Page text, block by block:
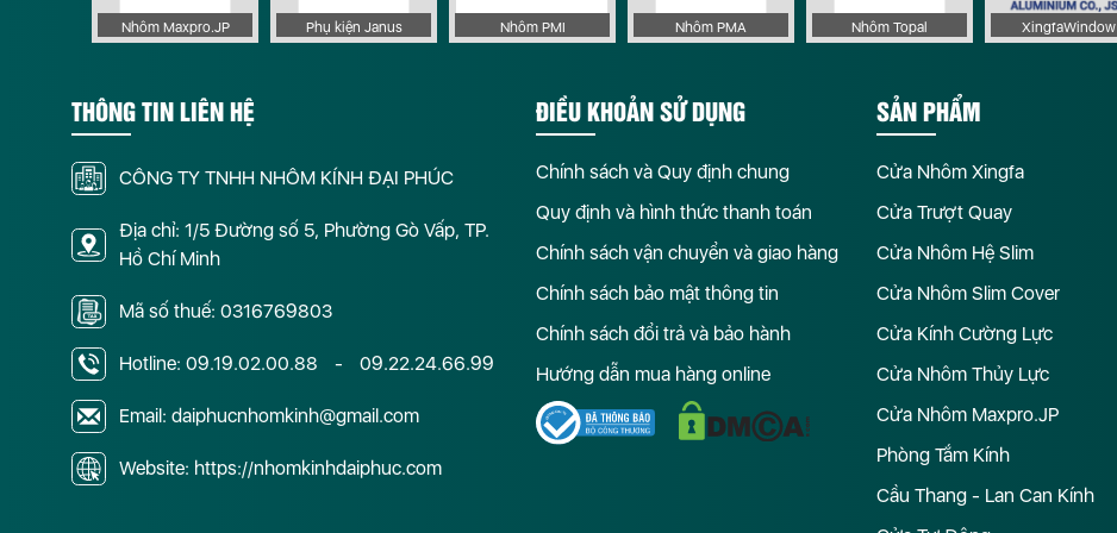
Cửa Nhôm Hệ Slim Quảng Trị Cửa Nhôm Hệ Slim Sóc Trăng Cửa Nhôm Hệ Slim Sơn La Cửa Nhôm Hệ Slim Tây Ninh
Cửa Nhôm Hệ Slim Tiền Giang Cửa Nhôm Hệ Slim Trà Vinh Cửa Nhôm Hệ Slim Tuyên Quang Cửa Nhôm Hệ Slim Vĩnh Long
Cửa Nhôm Hệ Slim Yên Bái
Nhôm Maxpro.JP Phụ kiện Janus Nhôm PMI Nhôm PMA Nhôm Topal XingfaWindow
THÔNG TIN LIÊN HỆ
CÔNG TY TNHH NHÔM KÍNH ĐẠI PHÚC
Địa chỉ: 1/5 Đường số 5, Phường Gò Vấp, TP.
Hồ Chí Minh
Mã số thuế: 0316769803
Hotline: 09.19.02.00.88 - 09.22.24.66.99
Email: daiphucnhomkinh@gmail.com
Website: https://nhomkinhdaiphuc.com
ĐIỀU KHOẢN SỬ DỤNG
Chính sách và Quy định chung
Quy định và hình thức thanh toán
Chính sách vận chuyển và giao hàng
Chính sách bảo mật thông tin
Chính sách đổi trả và bảo hành
Hướng dẫn mua hàng online
SẢN PHẨM
Cửa Nhôm Xingfa
Cửa Trượt Quay
Cửa Nhôm Hệ Slim
Cửa Nhôm Slim Cover
Cửa Kính Cường Lực
Cửa Nhôm Thủy Lực
Cửa Nhôm Maxpro.JP
Phòng Tắm Kính
Cầu Thang - Lan Can Kính